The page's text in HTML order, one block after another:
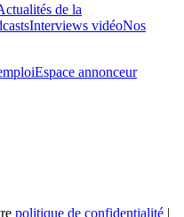
de la
Interviews vidéoNos
Espace annonceur
politique de confidentialité |